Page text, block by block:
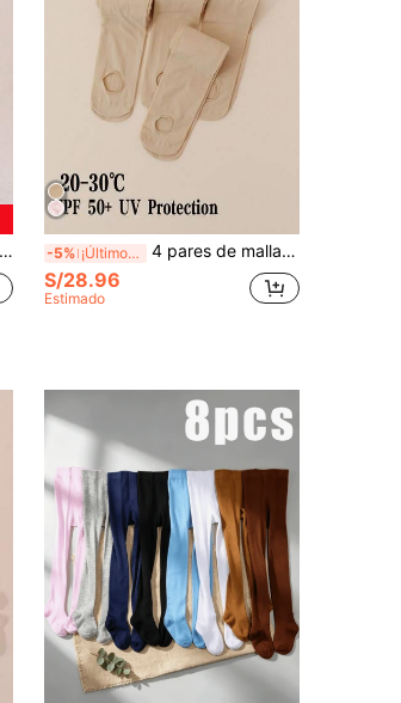
-5% ¡Últimos 3 días 4 pares de mallas de baile para niñas, medias con suela hueca antideslizante, protección UV física UPF 50, color básico, tejido de alta densidad
S/28.96
Estimado